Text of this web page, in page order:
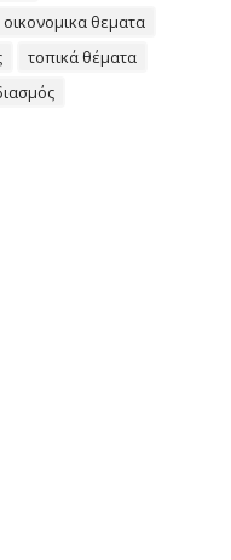
οικονομικα θεματα
τοπικά θέματα